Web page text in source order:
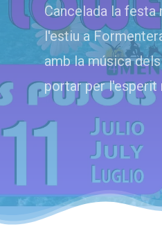
Cancelada la festa
l'estiu a
amb la música
portar per l'esperit